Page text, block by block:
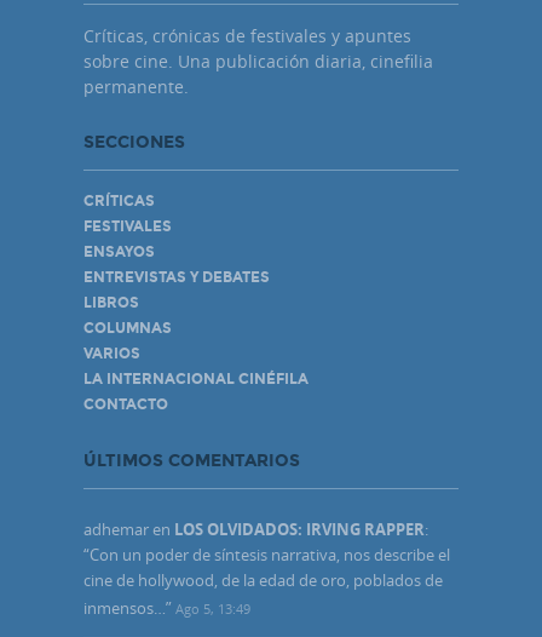
Críticas, crónicas de festivales y apuntes
sobre cine. Una publicación diaria, cinefilia
permanente.
SECCIONES
CRÍTICAS
FESTIVALES
ENSAYOS
ENTREVISTAS Y DEBATES
LIBROS
COLUMNAS
VARIOS
LA INTERNACIONAL CINÉFILA
CONTACTO
ÚLTIMOS COMENTARIOS
adhemar en LOS OLVIDADOS: IRVING RAPPER:
“Con un poder de síntesis narrativa, nos describe el
cine de hollywood, de la edad de oro, poblados de
inmensos…” Ago 5, 13:49